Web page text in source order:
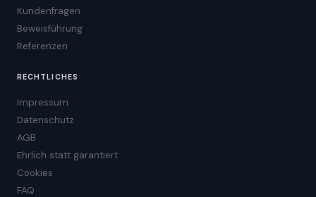
Kundenfragen
Beweisführung
Referenzen
RECHTLICHES
Impressum
Datenschutz
AGB
Ehrlich statt garantiert
Cookies
FAQ